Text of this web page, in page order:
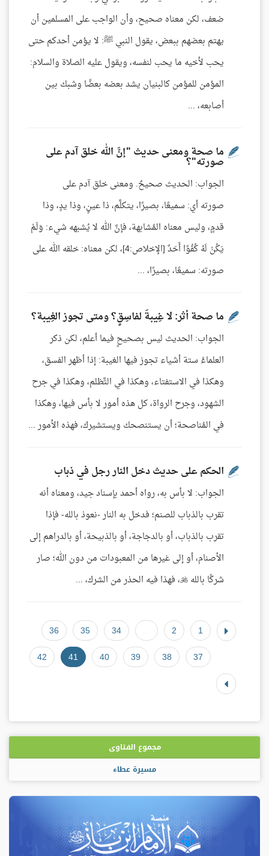
ضعف، لكن معناه صحيح، وأن الواجب على المسلمين أن
يهتم بعضهم ببعض، يقول النبي ﷺ: لا يؤمن أحدكم حتى
يحب لأخيه ما يحب لنفسه، ويقول عليه الصلاة والسلام:
المؤمن للمؤمن كالبنيان يشد بعضه بعضًا وشبك بين
أصابعه، ...
ما صحة ومعنى حديث "إنَّ الله خلق آدم على
صورته"؟
الجواب: الحديث صحيحٌ. ومعنى خلق آدم على
صورته أي: سميعًا، بصيرًا، يتكلَّم، ذا عينٍ، وذا يدٍ، وذا
قدمٍ، وليس معناه المُشابهة، فإنَّ الله لا يُشبهه شيء: وَلَمْ
يَكُنْ لَهُ كُفُوًا أَحَدٌ [الإخلاص:4]، لكن معناه: خلقه الله على
صورته: سميعًا، بصيرًا، ...
ما صحة أثر: لا غِيبةَ لفاسِقٍ؟ ومتى تجوز الغِيبة؟
الجواب: الحديث ليس بصحيحٍ فيما أعلم، لكن ذكر
العلماءُ ستة أشياء تجوز فيها الغيبة: إذا أظهر الفسق،
وهكذا في الاستفتاء، وهكذا في التَّظلم، وهكذا في جرح
الشهود، وجرح الرواة، كل هذه أمور لا بأس فيها، وهكذا
في المُناصحة؛ أن يستنصحك ويستشيرك، فهذه الأمور ...
الحكم على حديث دخل النار رجل في ذباب
الجواب: لا بأس به، رواه أحمد بإسناد جيد، ومعناه أنه
تقرب بالذباب للصنم؛ فدخل به النار -نعوذ بالله- فإذا
تقرب بالذباب، أو بالدجاجة، أو بالذبيحة، أو بالدراهم إلى
الأصنام، أو إلى غيرها من المعبودات من دون الله؛ صار
شركًا بالله ، فهذا فيه الحذر من الشرك، ...
1
2
34
35
36
37
38
39
40
41
42
مجموع الفتاوى
مسيرة عطاء